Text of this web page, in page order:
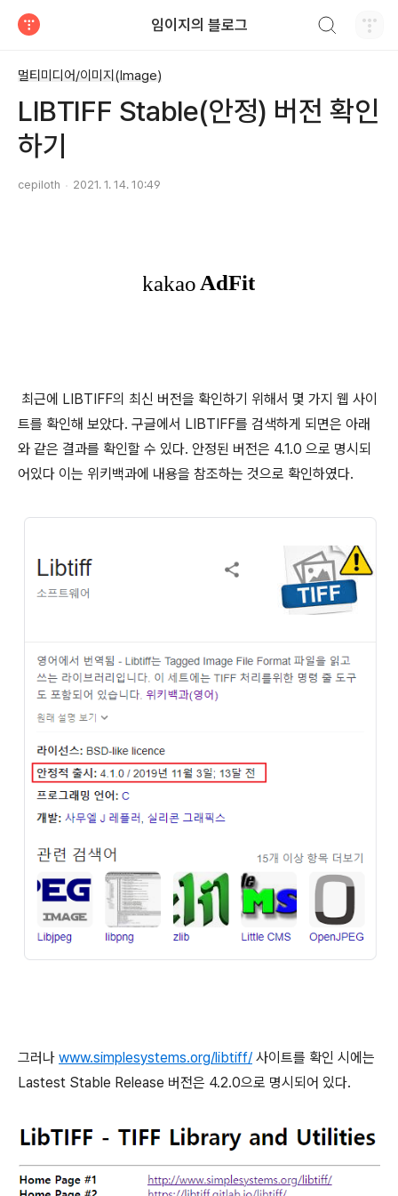
임이지의 블로그
멀티미디어/이미지(Image)
LIBTIFF Stable(안정) 버전 확인
하기
cepiloth 2021. 1. 14. 10:49
최근에 LIBTIFF의 최신 버전을 확인하기 위해서 몇 가지 웹 사이
트를 확인해 보았다. 구글에서 LIBTIFF를 검색하게 되면은 아래
와 같은 결과를 확인할 수 있다. 안정된 버전은 4.1.0 으로 명시되
어있다 이는 위키백과에 내용을 참조하는 것으로 확인하였다.
그러나 www.simplesystems.org/libtiff/ 사이트를 확인 시에는
Lastest Stable Release 버전은 4.2.0으로 명시되어 있다.